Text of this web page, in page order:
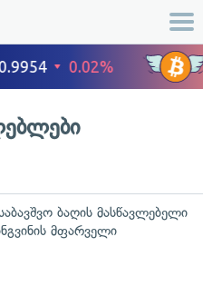
ბაღის მასწავლებელი
მფარველი